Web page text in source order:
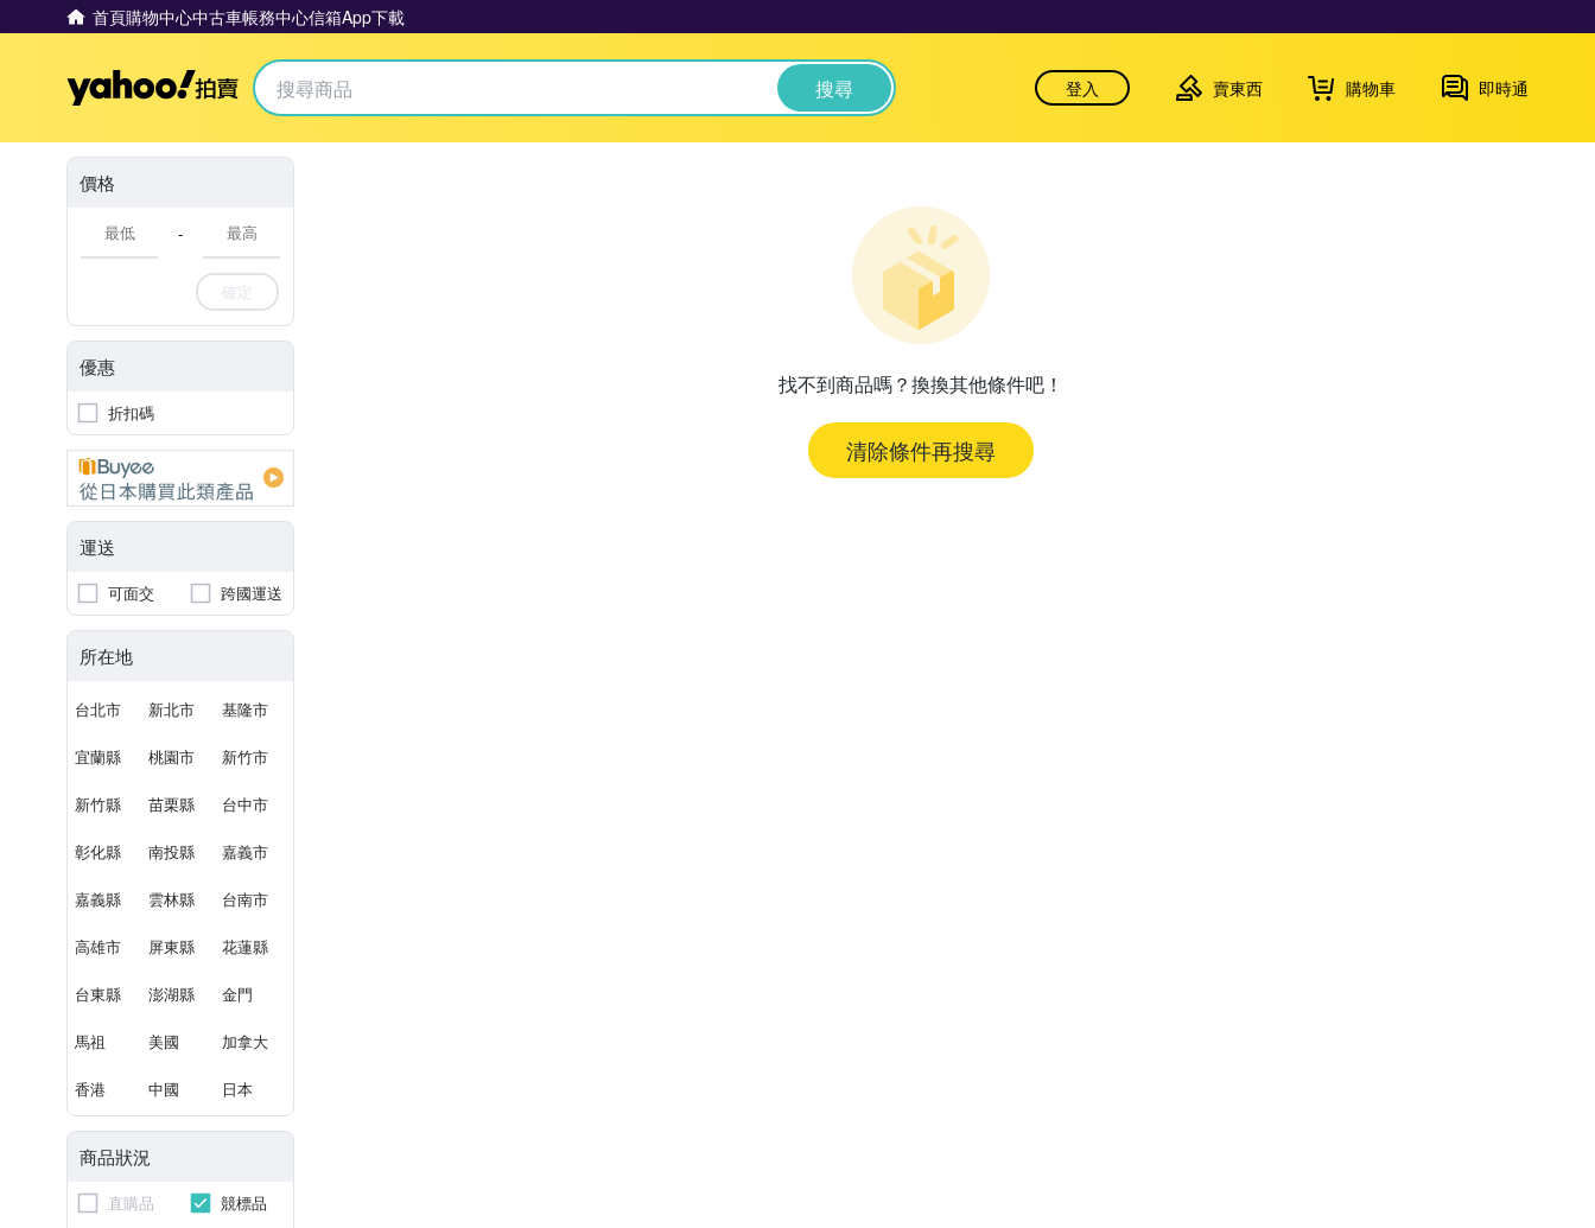
首頁購物中心中古車帳務中心信箱App下載
Yahoo拍賣 搜尋 登入 賣東西 購物車 即時通
價格
-
確定
優惠
折扣碼
運送
可面交 跨國運送
所在地
台北市 新北市 基隆市
宜蘭縣 桃園市 新竹市
新竹縣 苗栗縣 台中市
彰化縣 南投縣 嘉義市
嘉義縣 雲林縣 台南市
高雄市 屏東縣 花蓮縣
台東縣 澎湖縣 金門
馬祖 美國 加拿大
香港 中國 日本
商品狀況
直購品
競標品
找不到商品嗎？換換其他條件吧！
清除條件再搜尋